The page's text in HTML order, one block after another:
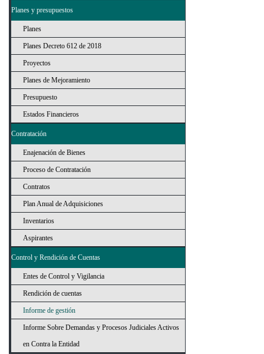
Planes y presupuestos
Planes
Planes Decreto 612 de 2018
Proyectos
Planes de Mejoramiento
Presupuesto
Estados Financieros
Contratación
Enajenación de Bienes
Proceso de Contratación
Contratos
Plan Anual de Adquisiciones
Inventarios
Aspirantes
Control y Rendición de Cuentas
Entes de Control y Vigilancia
Rendición de cuentas
Informe de gestión
Informe Sobre Demandas y Procesos Judiciales Activos
en Contra la Entidad